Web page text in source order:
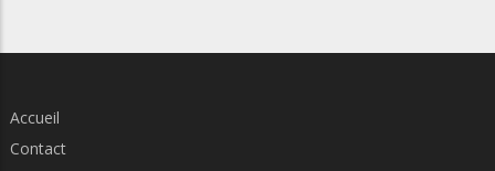
Accueil
Contact